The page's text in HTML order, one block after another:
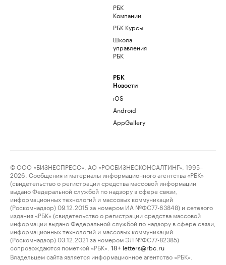
РБК
Компании
РБК Курсы
Школа
управления
РБК
РБК
Новости
iOS
Android
AppGallery
© ООО «БИЗНЕСПРЕСС», АО «РОСБИЗНЕСКОНСАЛТИНГ», 1995–
2026. Сообщения и материалы информационного агентства «РБК»
(свидетельство о регистрации средства массовой информации
выдано Федеральной службой по надзору в сфере связи,
информационных технологий и массовых коммуникаций
(Роскомнадзор) 09.12.2015 за номером ИА №ФС77-63848) и сетевого
издания «РБК» (свидетельство о регистрации средства массовой
информации выдано Федеральной службой по надзору в сфере связи,
информационных технологий и массовых коммуникаций
(Роскомнадзор) 03.12.2021 за номером ЭЛ №ФС77-82385)
сопровождаются пометкой «РБК».
18+ letters@rbc.ru
Владельцем сайта является информационное агентство «РБК».